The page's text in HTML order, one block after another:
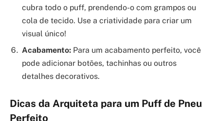
cubra todo o puff, prendendo-o com grampos ou
cola de tecido. Use a criatividade para criar um
visual único!
Acabamento: Para um acabamento perfeito, você
pode adicionar botões, tachinhas ou outros
detalhes decorativos.
Dicas da Arquiteta para um Puff de Pneu
Perfeito